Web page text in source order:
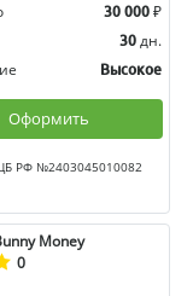
30 000 ₽
30 дн.
Высокое
Оформить
РФ №2403045010082
Money
0